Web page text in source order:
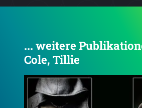
... weitere
Cole, Tillie